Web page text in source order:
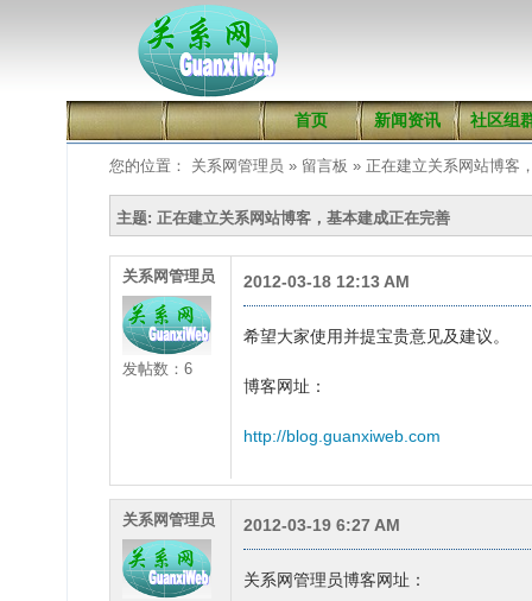
首页 新闻资讯 社区组
您的位置： 关系网管理员 » 留言板 » 正在建立关系网站博客
主题: 正在建立关系网站博客，基本建成正在完善
关系网管理员
发帖数：6
2012-03-18 12:13 AM
希望大家使用并提宝贵意见及建议。
博客网址：
http://blog.guanxiweb.com
关系网管理员 2012-03-19 6:27 AM
关系网管理员博客网址：